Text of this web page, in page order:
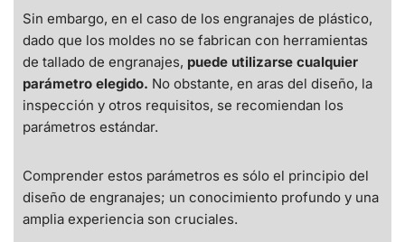
Sin embargo, en el caso de los engranajes de plástico,
dado que los moldes no se fabrican con herramientas
de tallado de engranajes, puede utilizarse cualquier
parámetro elegido. No obstante, en aras del diseño, la
inspección y otros requisitos, se recomiendan los
parámetros estándar.
Comprender estos parámetros es sólo el principio del
diseño de engranajes; un conocimiento profundo y una
amplia experiencia son cruciales.